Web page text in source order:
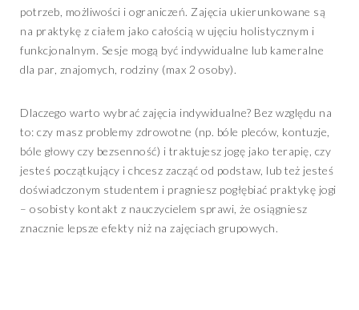
potrzeb, możliwości i ograniczeń. Zajęcia ukierunkowane są
na praktykę z ciałem jako całością w ujęciu holistycznym i
funkcjonalnym. Sesje mogą być indywidualne lub kameralne
dla par, znajomych, rodziny (max 2 osoby).
Dlaczego warto wybrać zajęcia indywidualne? Bez względu na
to: czy masz problemy zdrowotne (np. bóle pleców, kontuzje,
bóle głowy czy bezsenność) i traktujesz jogę jako terapię, czy
jesteś początkujący i chcesz zacząć od podstaw, lub też jesteś
doświadczonym studentem i pragniesz pogłębiać praktykę jogi
– osobisty kontakt z nauczycielem sprawi, że osiągniesz
znacznie lepsze efekty niż na zajęciach grupowych.